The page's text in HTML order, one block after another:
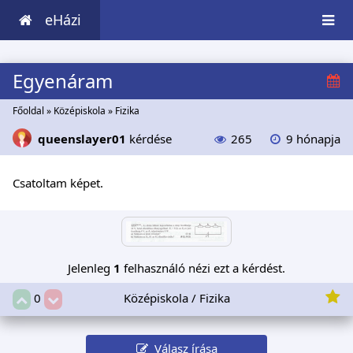
eHázi
Egyenáram
Főoldal » Középiskola » Fizika
queenslayer01 kérdése 265 9 hónapja
Csatoltam képet.
Jelenleg 1 felhasználó nézi ezt a kérdést.
0
Középiskola / Fizika
Válasz írása